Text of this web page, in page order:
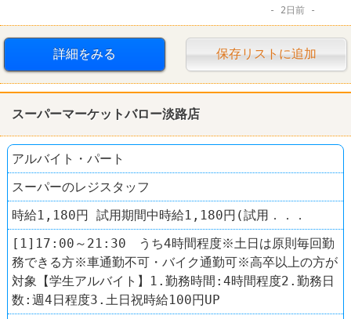
2日前
詳細をみる 保存リストに追加
スーパーマーケットバロー淡路店
アルバイト・パート
スーパーのレジスタッフ
時給1,180円 試用期間中時給1,180円(試用．．．
[1]17:00～21:30 うち4時間程度※土日は原則毎回勤
務できる方※車通勤不可・バイク通勤可※高卒以上の方が
対象【学生アルバイト】1.勤務時間:4時間程度2.勤務日
数:週4日程度3.土日祝時給100円UP